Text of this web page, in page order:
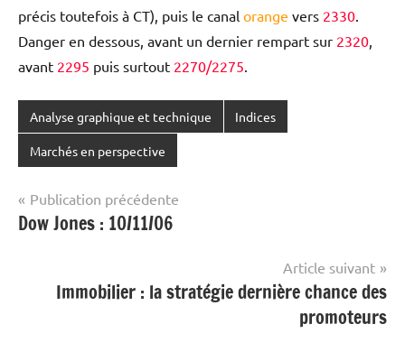
précis toutefois à CT), puis le canal orange vers 2330
Danger en dessous, avant un dernier rempart sur 2320
avant 2295 puis surtout 2270/2275
Analyse graphique et technique Indices
Marchés en perspective
Navigation
de
Publication précédente
Dow Jones : 10/11/06
Article suivant
Immobilier : la stratégie dernière chance des
promoteurs